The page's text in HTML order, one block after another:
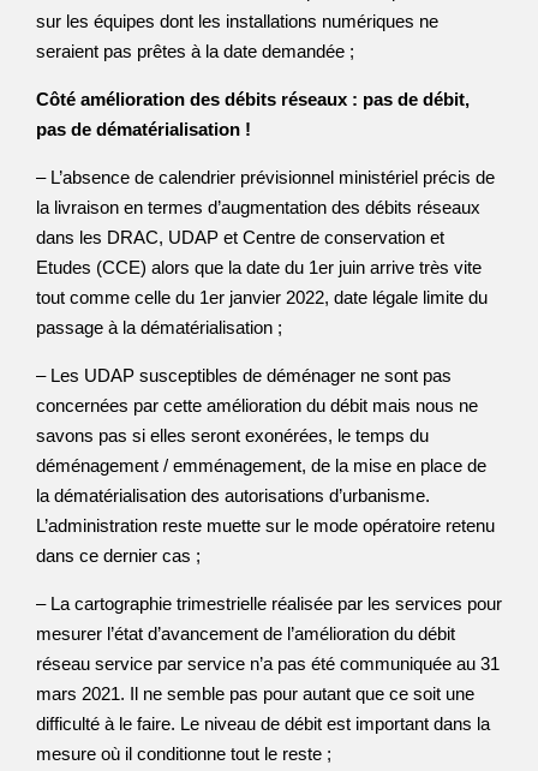
sur les équipes dont les installations numériques ne
seraient pas prêtes à la date demandée ;
Côté amélioration des débits réseaux : pas de débit,
pas de dématérialisation !
– L’absence de calendrier prévisionnel ministériel précis de
la livraison en termes d’augmentation des débits réseaux
dans les DRAC, UDAP et Centre de conservation et
Etudes (CCE) alors que la date du 1er juin arrive très vite
tout comme celle du 1er janvier 2022, date légale limite du
passage à la dématérialisation ;
– Les UDAP susceptibles de déménager ne sont pas
concernées par cette amélioration du débit mais nous ne
savons pas si elles seront exonérées, le temps du
déménagement / emménagement, de la mise en place de
la dématérialisation des autorisations d’urbanisme.
L’administration reste muette sur le mode opératoire retenu
dans ce dernier cas ;
– La cartographie trimestrielle réalisée par les services pour
mesurer l’état d’avancement de l’amélioration du débit
réseau service par service n’a pas été communiquée au 31
mars 2021. Il ne semble pas pour autant que ce soit une
difficulté à le faire. Le niveau de débit est important dans la
mesure où il conditionne tout le reste ;